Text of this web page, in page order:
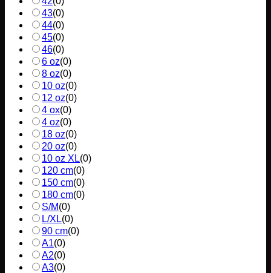
43(0)
44(0)
45(0)
46(0)
6 oz(0)
8 oz(0)
10 oz(0)
12 oz(0)
4 ox(0)
4 oz(0)
18 oz(0)
20 oz(0)
10 oz XL(0)
120 cm(0)
150 cm(0)
180 cm(0)
S/M(0)
L/XL(0)
90 cm(0)
A1(0)
A2(0)
A3(0)